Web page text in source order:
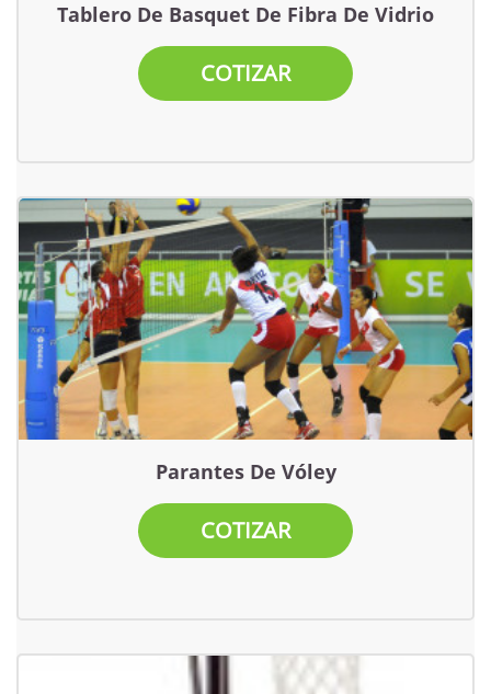
Tablero De Basquet De Fibra De Vidrio
COTIZAR
Parantes De Vóley
COTIZAR